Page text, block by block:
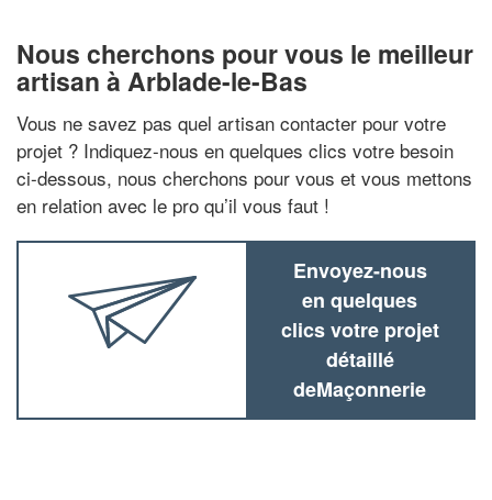
Nous cherchons pour vous le meilleur
artisan à Arblade-le-Bas
Vous ne savez pas quel artisan contacter pour votre
projet ? Indiquez-nous en quelques clics votre besoin
ci-dessous, nous cherchons pour vous et vous mettons
en relation avec le pro qu’il vous faut !
Envoyez-nous
en quelques
clics votre projet
détaillé
deMaçonnerie